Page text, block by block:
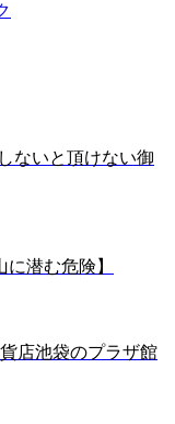
ないと頂けない御
潜む危険】
店池袋のプラザ館